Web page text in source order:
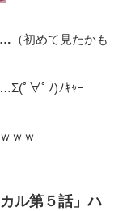
… （初めて見たかも
ﾟ∀ﾟﾉ)ﾉｷｬｰ
ｗｗ
ル第５話」ハ